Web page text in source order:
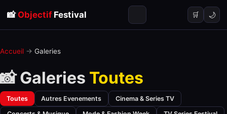
📸 ObjectifFestival 🛒 🌙
Accueil → Galeries
📸 Galeries Toutes
Toutes Autres Evenements Cinema & Series TV